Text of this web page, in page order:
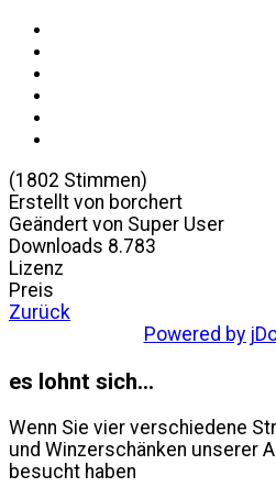
(1802 Stimmen)
Erstellt von borchert
Geändert von Super User
Downloads 8.783
Lizenz
Preis
Zurück
Powered by
es lohnt sich...
Wenn Sie vier verschiedene
und Winzerschänken unserer
besucht haben